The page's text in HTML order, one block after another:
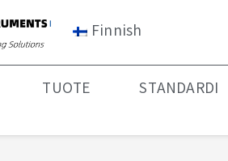
Finnish
TUOTE STANDARDI